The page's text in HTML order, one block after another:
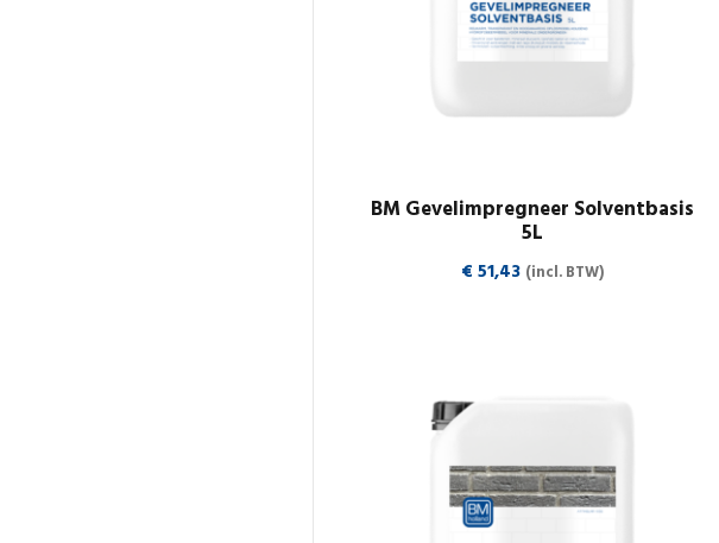
BM Gevelimpregneer Solventbasis
5L
€ 51,43 (incl. BTW)